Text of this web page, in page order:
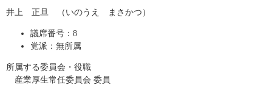
井上 正旦 （いのうえ まさかつ）
議席番号：8
党派：無所属
所属する委員会・役職
産業厚生常任委員会 委員